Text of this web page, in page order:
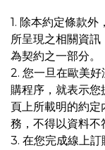
1. 除本約定條款
所呈現之相關資
為契約之一部分。
2. 您一旦在歐美
購程序，就表示您
頁上所載明的約
務，不得以資料不
3. 在您完成線上